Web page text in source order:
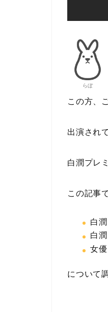
らぼ
この方、
出演され
白潤プレ
この記事
白
白
女
について